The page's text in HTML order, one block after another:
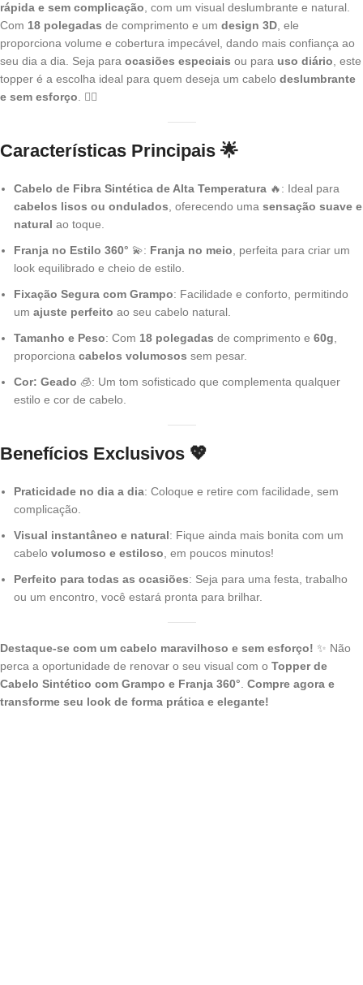
rápida e sem complicação, com um visual deslumbrante e natural.
Com 18 polegadas de comprimento e um design 3D, ele
proporciona volume e cobertura impecável, dando mais confiança ao
seu dia a dia. Seja para ocasiões especiais ou para uso diário, este
topper é a escolha ideal para quem deseja um cabelo deslumbrante
e sem esforço. 💁‍♀️
Características Principais 🌟
Cabelo de Fibra Sintética de Alta Temperatura 🔥: Ideal para
cabelos lisos ou ondulados, oferecendo uma sensação suave e
natural ao toque.
Franja no Estilo 360° 💫: Franja no meio, perfeita para criar um
look equilibrado e cheio de estilo.
Fixação Segura com Grampo: Facilidade e conforto, permitindo
um ajuste perfeito ao seu cabelo natural.
Tamanho e Peso: Com 18 polegadas de comprimento e 60g,
proporciona cabelos volumosos sem pesar.
Cor: Geado 🧊: Um tom sofisticado que complementa qualquer
estilo e cor de cabelo.
Benefícios Exclusivos 💖
Praticidade no dia a dia: Coloque e retire com facilidade, sem
complicação.
Visual instantâneo e natural: Fique ainda mais bonita com um
cabelo volumoso e estiloso, em poucos minutos!
Perfeito para todas as ocasiões: Seja para uma festa, trabalho
ou um encontro, você estará pronta para brilhar.
Destaque-se com um cabelo maravilhoso e sem esforço! ✨ Não
perca a oportunidade de renovar o seu visual com o Topper de
Cabelo Sintético com Grampo e Franja 360°. Compre agora e
transforme seu look de forma prática e elegante!